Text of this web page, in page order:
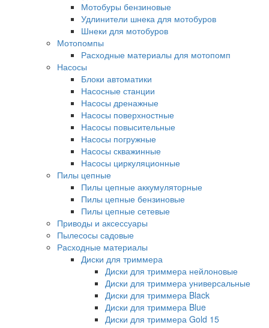
Мотобуры бензиновые
Удлинители шнека для мотобуров
Шнеки для мотобуров
Мотопомпы
Расходные материалы для мотопомп
Насосы
Блоки автоматики
Насосные станции
Насосы дренажные
Насосы поверхностные
Насосы повысительные
Насосы погружные
Насосы скважинные
Насосы циркуляционные
Пилы цепные
Пилы цепные аккумуляторные
Пилы цепные бензиновые
Пилы цепные сетевые
Приводы и аксессуары
Пылесосы садовые
Расходные материалы
Диски для триммера
Диски для триммера нейлоновые
Диски для триммера универсальные
Диски для триммера Black
Диски для триммера Blue
Диски для триммера Gold 15